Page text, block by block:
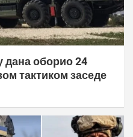
дана оборио 24
тактиком заседе